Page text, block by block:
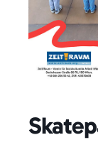
Über uns
Kontakt